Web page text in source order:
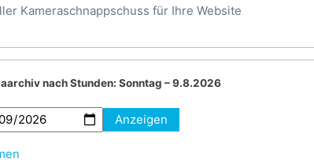
Kameraschnappschuss für Ihre Website
nach Stunden: Sonntag – 9.8.2026
Anzeigen